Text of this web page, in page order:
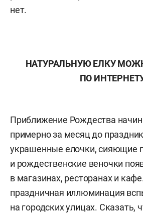
нет.
НАТУРАЛЬНУЮ ЕЛКУ
ПО
Приближение Рождества
примерно за месяц до
украшенные елочки, сияющие
и рождественские веночки
в магазинах, ресторанах и
праздничная иллюминация
на городских улицах. Сказать,